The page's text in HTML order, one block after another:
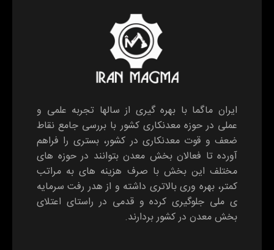
ایران ماگما با بهره گیری از سالها تجربه علمی و
عملی در حوزه معدنکاری کشور با بررسی جامع نقاط
ضعف و قوت معدنکاری در کشور، بستری را فراهم
آورده تا فعالان بخش معدن بتوانند در حوزه های
مختلف این بخش با صرف هزینه های به مراتب
کمتر، بهره وری بالاتری داشته و از هدر رفت سرمایه
ی ملی جلوگیری کرده و قدمی در راستای اعتلای
بخش معدن در کشور بردارند.